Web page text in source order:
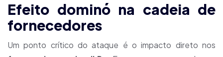
Efeito dominó na cadeia de
fornecedores
Um ponto crítico do ataque é o impacto direto nos